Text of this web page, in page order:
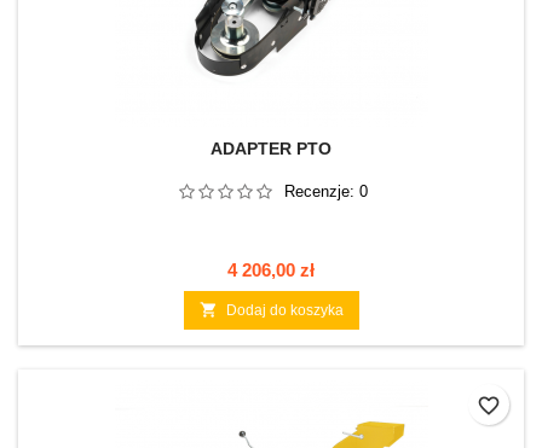
ADAPTER PTO
Recenzje: 0
Cena
4 206,00 zł
 Dodaj do koszyka
favorite_border